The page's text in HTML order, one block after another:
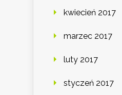
kwiecień 2017
marzec 2017
luty 2017
styczeń 2017